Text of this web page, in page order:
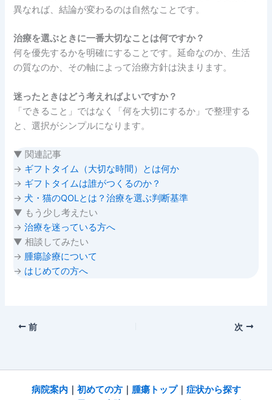
異なれば、結論が変わるのは自然なことです。
治療を選ぶときに一番大切なことは何ですか？
何を優先するかを明確にすることです。延命なのか、生活
の質なのか、その軸によって治療方針は決まります。
迷ったときはどう考えればよいですか？
「できること」ではなく「何を大切にするか」で整理する
と、選択がシンプルになります。
▼ 関連記事
→ ギフトタイム（大切な時間）とは何か
→ ギフトタイムは誰がつくるのか？
→ 犬・猫のQOLとは？治療を選ぶ判断基準
▼ もう少し考えたい
→治療を迷っている方へ
▼ 相談してみたい
→ 腫瘍診療について
→ はじめての方へ
前 次
病院案内 ｜ 初めての方｜ 腫瘍トップ｜ 症状から探す